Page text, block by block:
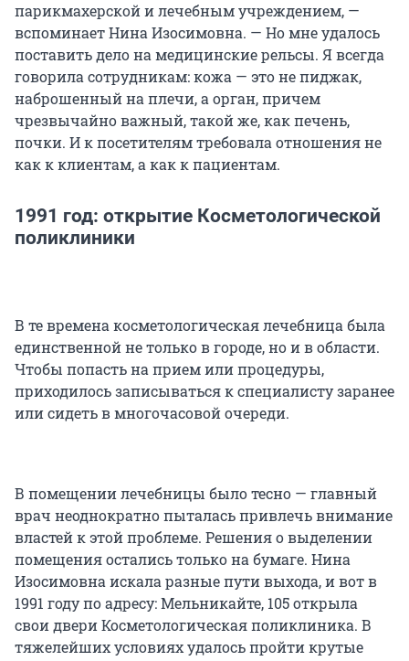
парикмахерской и лечебным учреждением, —
вспоминает Нина Изосимовна. — Но мне удалось
поставить дело на медицинские рельсы. Я всегда
говорила сотрудникам: кожа — это не пиджак,
наброшенный на плечи, а орган, причем
чрезвычайно важный, такой же, как печень,
почки. И к посетителям требовала отношения не
как к клиентам, а как к пациентам.
1991 год: открытие Косметологической
поликлиники
В те времена косметологическая лечебница была
единственной не только в городе, но и в области.
Чтобы попасть на прием или процедуры,
приходилось записываться к специалисту заранее
или сидеть в многочасовой очереди.
В помещении лечебницы было тесно — главный
врач неоднократно пыталась привлечь внимание
властей к этой проблеме. Решения о выделении
помещения остались только на бумаге. Нина
Изосимовна искала разные пути выхода, и вот в
1991 году по адресу: Мельникайте, 105 открыла
свои двери Косметологическая поликлиника. В
тяжелейших условиях удалось пройти крутые